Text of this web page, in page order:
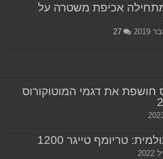
אכיפת משטרה על
27
חושפת את דגמי המוטוקורוס
טריומף טייגר 1200